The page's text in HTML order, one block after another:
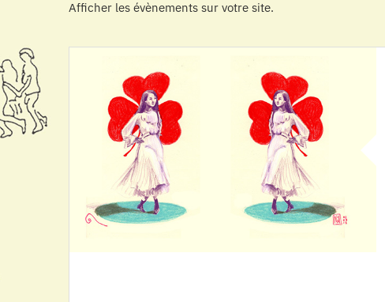
Afficher les évènements sur votre site.